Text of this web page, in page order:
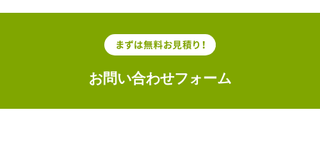
お問い合わせフォーム